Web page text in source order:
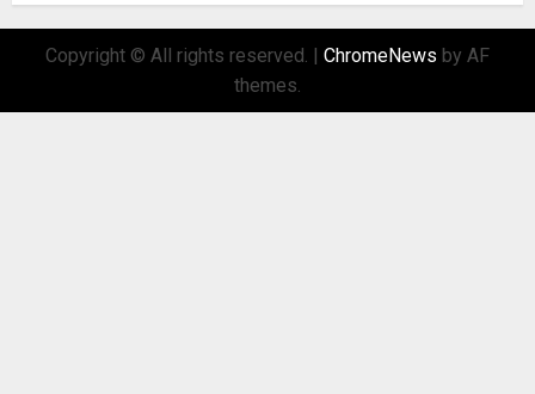
Copyright © All rights reserved. ChromeNews by AF
themes.